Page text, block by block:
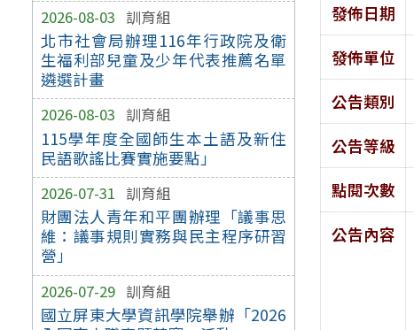
2026-08-03 訓育組
北市社會局辦理116年行政院及衛
生福利部兒童及少年代表推薦名單
遴選計畫
2026-08-03 訓育組
115學年度全國師生本土語及新住
民語歌謠比賽實施要點」
2026-07-31 訓育組
財團法人青年和平團辦理「議事思
維：議事規則實務與民主程序研習
營」
2026-07-29 訓育組
國立屏東大學資訊學院舉辦「2026
發佈日期
發佈單位
公告類別
公告等級
點閱次數
公告內容